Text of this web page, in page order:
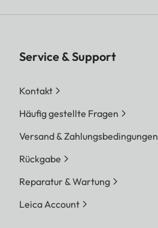
Service & Support
Kontakt
Häufig gestellte Fragen
Versand & Zahlungsbedingungen
Rückgabe
Reparatur & Wartung
Leica Account